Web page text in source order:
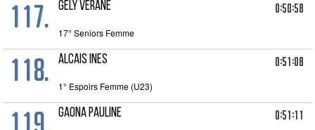
117. GELY VERANE 0:50:58
17° Seniors Femme
118. ALCAIS INES 0:51:08
1° Espoirs Femme (U23)
GAONA PAULINE 0:51:11